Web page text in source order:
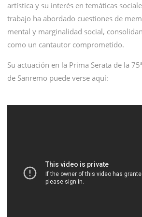
artística y su interés en temáticas
trabajo ha abordado cuestiones de
mental y marginalidad social,
como un cantautor comprometido.
Su actuación en la Prima Serata de la
de Sanremo puede verse aquí: